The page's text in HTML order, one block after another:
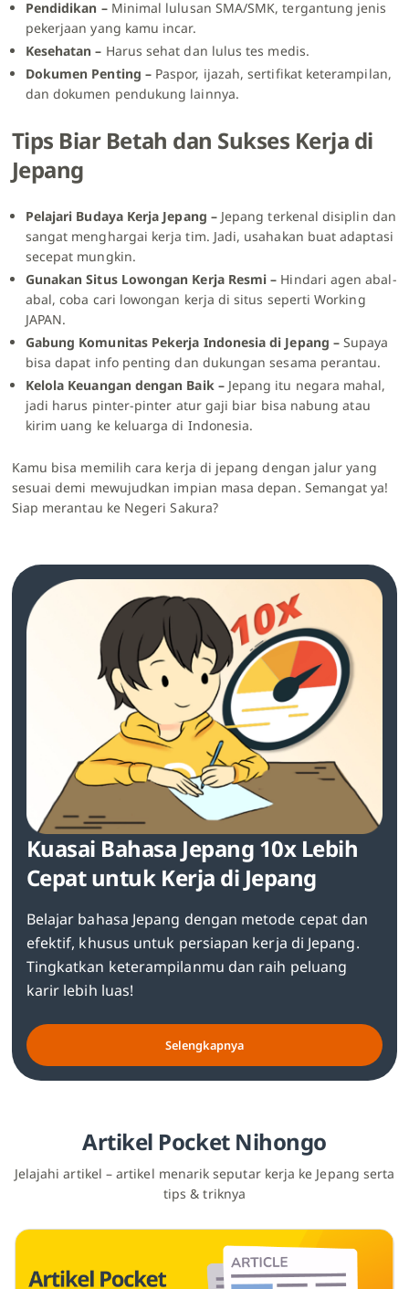
Pendidikan –Minimal lulusan SMA/SMK, tergantung jenis
pekerjaan yang kamu incar.
Kesehatan – Harus sehat dan lulus tes medis.
Dokumen Penting –Paspor, ijazah, sertifikat keterampilan,
dan dokumen pendukung lainnya.
Tips Biar Betah dan Sukses Kerja di
Jepang
Pelajari Budaya Kerja Jepang –Jepang terkenal disiplin dan
sangat menghargai kerja tim. Jadi, usahakan buat adaptasi
secepat mungkin.
Gunakan Situs Lowongan Kerja Resmi – Hindari agen abal-
abal, coba cari lowongan kerja di situs seperti Working
JAPAN.
Gabung Komunitas Pekerja Indonesia di Jepang – Supaya
bisa dapat info penting dan dukungan sesama perantau.
Kelola Keuangan dengan Baik –Jepang itu negara mahal,
jadi harus pinter-pinter atur gaji biar bisa nabung atau
kirim uang ke keluarga di Indonesia.
Kamu bisa memilih cara kerja di jepang dengan jalur yang
sesuai demi mewujudkan impian masa depan. Semangat ya!
Siap merantau ke Negeri Sakura?
Kuasai Bahasa Jepang 10x Lebih
Cepat untuk Kerja di Jepang
Belajar bahasa Jepang dengan metode cepat dan
efektif, khusus untuk persiapan kerja di Jepang.
Tingkatkan keterampilanmu dan raih peluang
karir lebih luas!
Selengkapnya
Artikel Pocket Nihongo
Jelajahi artikel – artikel menarik seputar kerja ke Jepang serta
tips & triknya